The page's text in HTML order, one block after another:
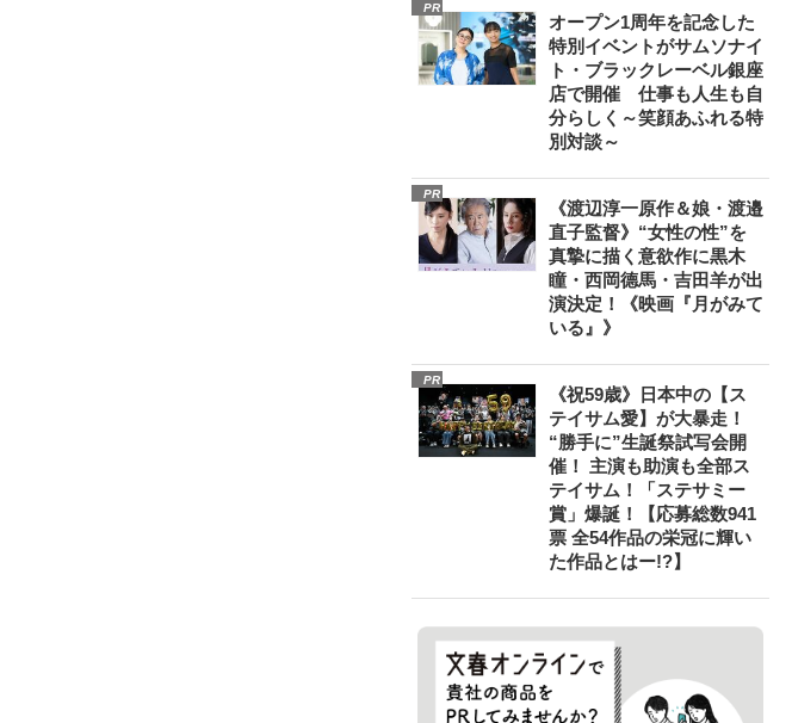
PR
オープン1周年を記念した
特別イベントがサムソナイ
ト・ブラックレーベル銀座
店で開催 仕事も人生も自
分らしく～笑顔あふれる特
別対談～
PR
《渡辺淳一原作＆娘・渡邉
直子監督》“女性の性”を
真摯に描く意欲作に黒木
瞳・西岡德馬・吉田羊が出
演決定！《映画『月がみて
いる』》
PR
《祝59歳》日本中の【ス
テイサム愛】が大暴走！
“勝手に”生誕祭試写会開
催！ 主演も助演も全部ス
テイサム！「ステサミー
賞」爆誕！【応募総数941
票 全54作品の栄冠に輝い
た作品とはー!?】